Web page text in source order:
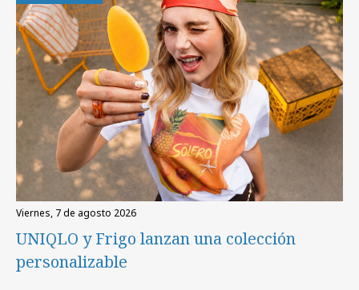
viernes, 7 de agosto 2026
UNIQLO y Frigo lanzan una colección
personalizable